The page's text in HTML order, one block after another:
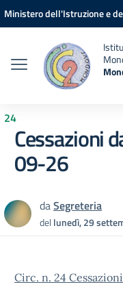
Vai ai contenuti
Vai al menu di navigazione
Vai al footer
Ministero dell'Istruzione e
24
Cessazioni
09-26
daSegreteria
dellunedì, 29
Circ. n. 24